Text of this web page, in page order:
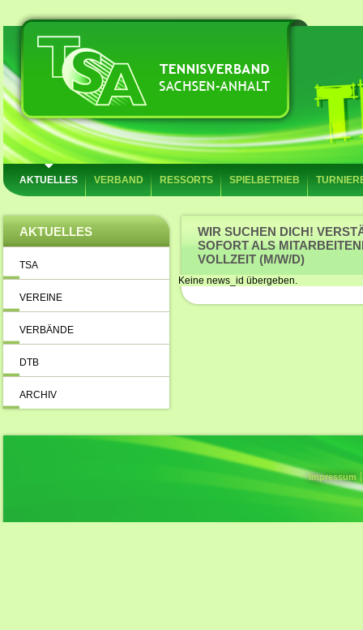
AKTUELLES VERBAND RESSORTS SPIELBETRIEB
AKTUELLES
TSA
VEREINE
VERBÄNDE
DTB
ARCHIV
WIR SUCHEN DICH!
SOFORT ALS
VOLLZEIT (M/W/D)
Keine news_id übergeben.
Impressum